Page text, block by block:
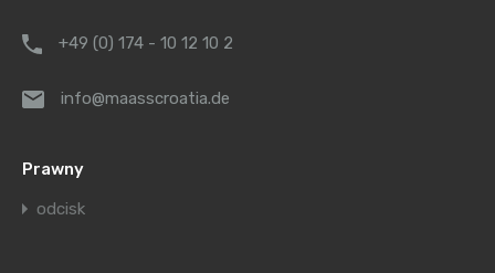
+49 (0) 174 - 10 12 10 2
info@maasscroatia.de
Prawny
odcisk